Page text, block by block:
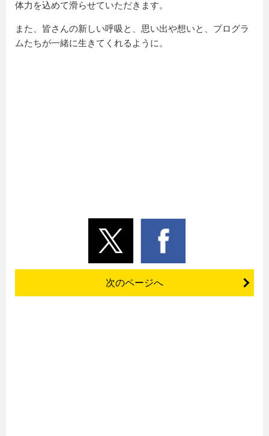
体力を込めて滑らせていただきます。
また、皆さんの新しい呼吸と、思い出や想いと、プログラ
ムたちが一緒に生きてくれるように。
次のページへ